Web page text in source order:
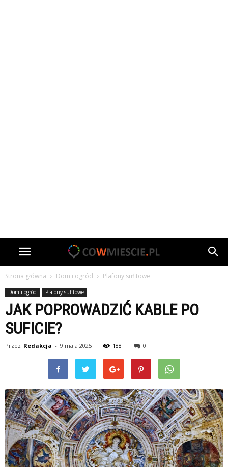
Strona główna Dom i ogród Plafony sufitowe
Dom i ogród Plafony sufitowe
JAK POPROWADZIĆ KABLE PO
SUFICIE?
Przez Redakcja - 9 maja 2025 188 0